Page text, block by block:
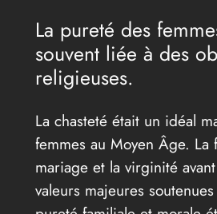
La pureté des
souvent liée à des
religieuses.
La chasteté était un idéal
femmes au Moyen Âge.
mariage et la virginité
valeurs majeures